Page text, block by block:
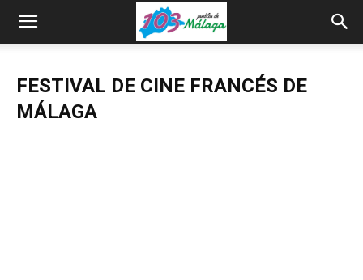
FESTIVAL DE CINE FRANCÉS DE
MÁLAGA